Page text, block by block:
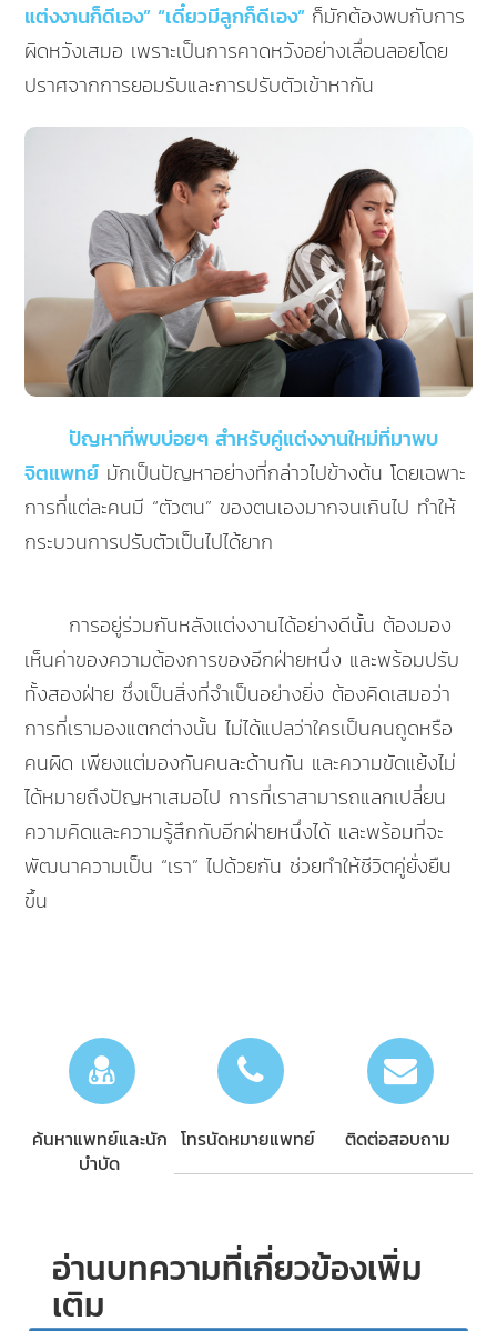
แต่งงานก็ดีเอง” “เดี๋ยวมีลูกก็ดีเอง” ก็มักต้องพบกับการ
ผิดหวังเสมอ เพราะเป็นการคาดหวังอย่างเลื่อนลอยโดย
ปราศจากการยอมรับและการปรับตัวเข้าหากัน
ปัญหาที่พบบ่อยๆ สำหรับคู่แต่งงานใหม่ที่มาพบ
จิตแพทย์ มักเป็นปัญหาอย่างที่กล่าวไปข้างต้น โดยเฉพาะ
การที่แต่ละคนมี “ตัวตน” ของตนเองมากจนเกินไป ทำให้
กระบวนการปรับตัวเป็นไปได้ยาก
การอยู่ร่วมกันหลังแต่งงานได้อย่างดีนั้น ต้องมอง
เห็นค่าของความต้องการของอีกฝ่ายหนึ่ง และพร้อมปรับ
ทั้งสองฝ่าย ซึ่งเป็นสิ่งที่จำเป็นอย่างยิ่ง ต้องคิดเสมอว่า
การที่เรามองแตกต่างนั้น ไม่ได้แปลว่าใครเป็นคนถูดหรือ
คนผิด เพียงแต่มองกันคนละด้านกัน และความขัดแย้งไม่
ได้หมายถึงปัญหาเสมอไป การที่เราสามารถแลกเปลี่ยน
ความคิดและความรู้สึกกับอีกฝ่ายหนึ่งได้ และพร้อมที่จะ
พัฒนาความเป็น “เรา” ไปด้วยกัน ช่วยทำให้ชีวิตคู่ยั่งยืน
ขึ้น
ค้นหาแพทย์และนัก
บำบัด
โทรนัดหมายแพทย์ ติดต่อสอบถาม
อ่านบทความที่เกี่ยวข้องเพิ่ม
เติม